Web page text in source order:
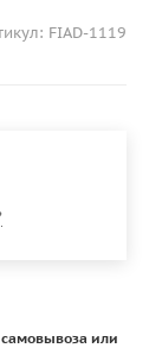
FIAD-1119
или